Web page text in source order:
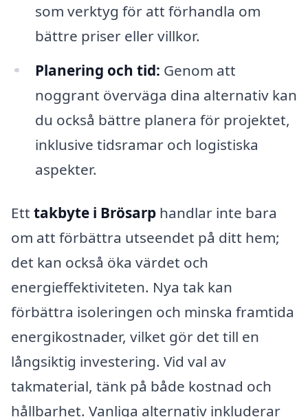
som verktyg för att förhandla om
bättre priser eller villkor.
Planering och tid: Genom att
noggrant överväga dina alternativ kan
du också bättre planera för projektet,
inklusive tidsramar och logistiska
aspekter.
Ett takbyte i Brösarp handlar inte bara
om att förbättra utseendet på ditt hem;
det kan också öka värdet och
energieffektiviteten. Nya tak kan
förbättra isoleringen och minska framtida
energikostnader, vilket gör det till en
långsiktig investering. Vid val av
takmaterial, tänk på både kostnad och
hållbarhet. Vanliga alternativ inkluderar